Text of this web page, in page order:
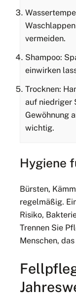
vermeiden.
Shampoo:
einwirken
Trocknen:
auf niedriger
Gewöhnung
wichtig.
Hygiene
Bürsten,
regelmäßig.
Risiko,
Trennen Sie
Menschen,